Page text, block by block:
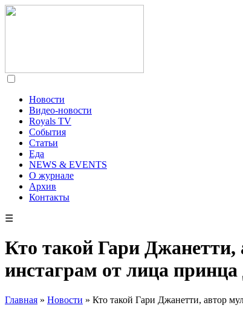
Новости
Видео-новости
Royals TV
События
Статьи
Еда
NEWS & EVENTS
О журнале
Архив
Контакты
☰
Кто такой Гари Джанетти,
инстаграм от лица
Главная » Новости » Кто такой Гари Джанетти, автор